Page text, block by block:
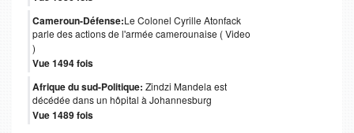
Cameroun-Défense:Le Colonel Cyrille Atonfack
parle des actions de l'armée camerounaise ( Video
)
Vue 1494 fois
Afrique du sud-Politique: Zindzi Mandela est
décédée dans un hôpital à Johannesburg
Vue 1489 fois